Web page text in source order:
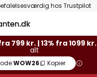
hos Trustpilot
799 kr. | 13% fra 1099 kr.
alt
WOW26 Kopier